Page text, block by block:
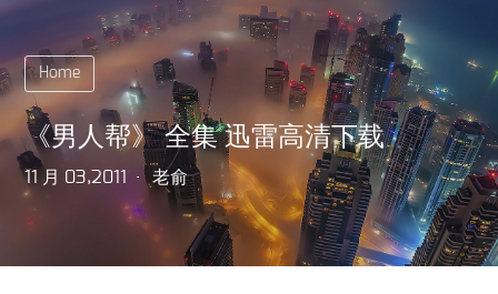
Home
《男人帮》 全集 迅雷高清下载
11 月 03,2011 老俞